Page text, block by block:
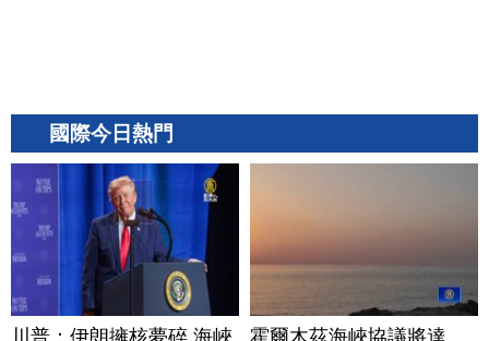
國際今日熱門
川普：伊朗擁核夢碎 海峽 霍爾木茲海峽協議將達